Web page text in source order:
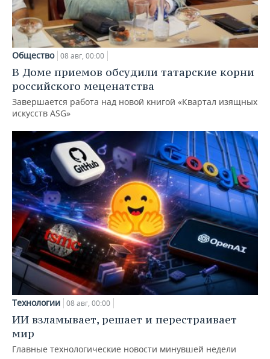
Общество 08 авг, 00:00
В Доме приемов обсудили татарские корни
российского меценатства
Завершается работа над новой книгой «Квартал изящных
искусств ASG»
Технологии 08 авг, 00:00
ИИ взламывает, решает и перестраивает
мир
Главные технологические новости минувшей недели